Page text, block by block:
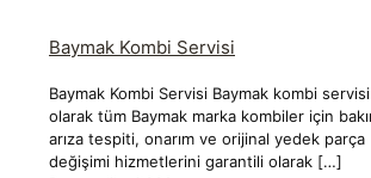
Baymak Kombi Servisi
Baymak Kombi Servisi Baymak kombi servisi
olarak tüm Baymak marka kombiler için
arıza tespiti, onarım ve orijinal yedek parça
değişimi hizmetlerini garantili olarak […]